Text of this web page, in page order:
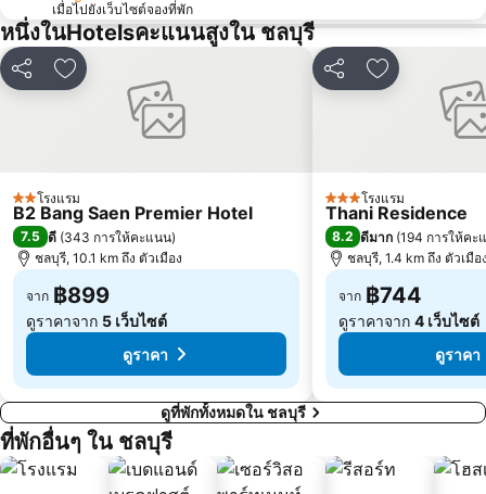
เมื่อไปยังเว็บไซต์จองที่พัก
หนึ่งในHotelsคะแนนสูงใน ชลบุรี
แชร์ เพิ่มในรายการโปรด
2 ดาวโรงแรม
B2 Bang Saen Premier Hotel
7.5 ดี (343 การให้คะแนน)
ชลบุรี, 10.1 km ถึง ตัวเมือง
จาก ฿899
ดูราคาจาก 5 เว็บไซต์
ดูราคา
แชร์ เพิ่มในรายกา
3 ดาวโรงแรม
Thani Residence
8.2 ดีมาก (194 การให้คะ
ชลบุรี, 1.4 km ถึง ตัวเมือ
จาก ฿744
ดูราคาจาก 4 เว็บไซต์
ดูราคา
ดูที่พักทั้งหมดใน ชลบุรี
ที่พักอื่นๆ ใน ชลบุรี